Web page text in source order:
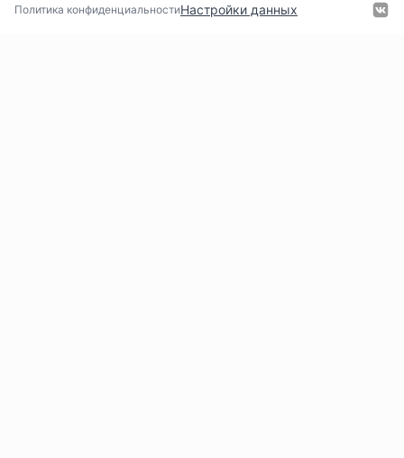
Политика конфиденциальностиНастройки данных